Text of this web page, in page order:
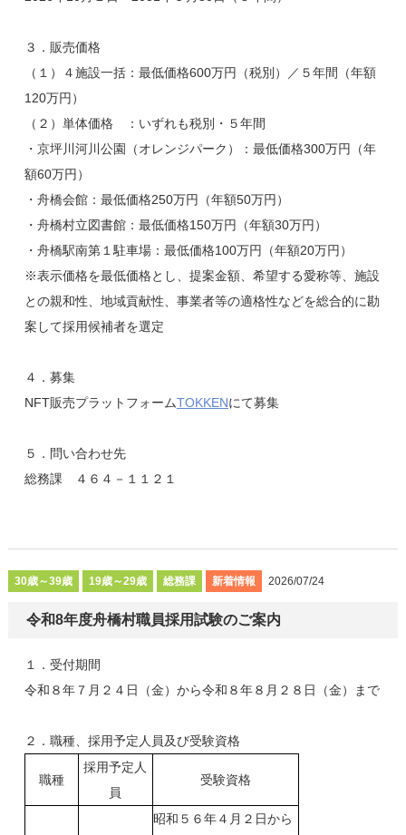
３．販売価格
（１）４施設一括：最低価格600万円（税別）／５年間（年額
120万円）
（２）単体価格 ：いずれも税別・５年間
・京坪川河川公園（オレンジパーク）：最低価格300万円（年
額60万円）
・舟橋会館：最低価格250万円（年額50万円）
・舟橋村立図書館：最低価格150万円（年額30万円）
・舟橋駅南第１駐車場：最低価格100万円（年額20万円）
※表示価格を最低価格とし、提案金額、希望する愛称等、施設
との親和性、地域貢献性、事業者等の適格性などを総合的に勘
案して採用候補者を選定
４．募集
NFT販売プラットフォームTOKKENにて募集
５．問い合わせ先
総務課 ４６４－１１２１
30歳～39歳 19歳～29歳 総務課 新着情報 2026/07/24
令和8年度舟橋村職員採用試験のご案内
１．受付期間
令和８年７月２４日（金）から令和８年８月２８日（金）まで
２．職種、採用予定人員及び受験資格
職種
採用予定人
員
受験資格
昭和５６年４月２日から